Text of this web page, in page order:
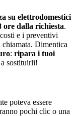
su elettrodomestici
ore dalla richiesta.
e i preventivi
chiamata. Dimentica
: ripara i tuoi
sostituirli!
poteva essere
pochi clic o una